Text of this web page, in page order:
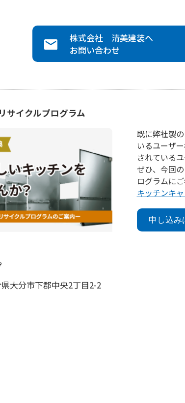
株式会社 清美建装へ
お問い合わせ
サイクルプログラム
既に弊社製
いるユーザ
されているユ
ぜひ、今回
ログラムに
キッチンキ
申し込み
大分市下郡中央2丁目2-2